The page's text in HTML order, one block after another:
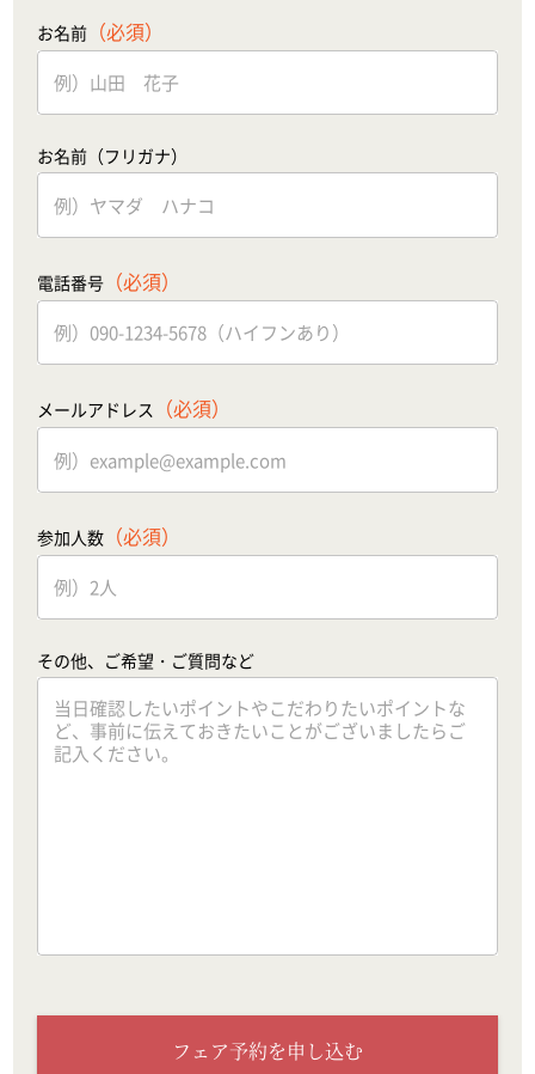
お名前 （必須）
お名前（フリガナ）
電話番号 （必須）
メールアドレス （必須）
参加人数 （必須）
その他、ご希望・ご質問など
フェア予約を申し込む